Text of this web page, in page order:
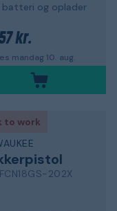
batteri og oplader
kr.
mandag 10. aug.
to work
202X